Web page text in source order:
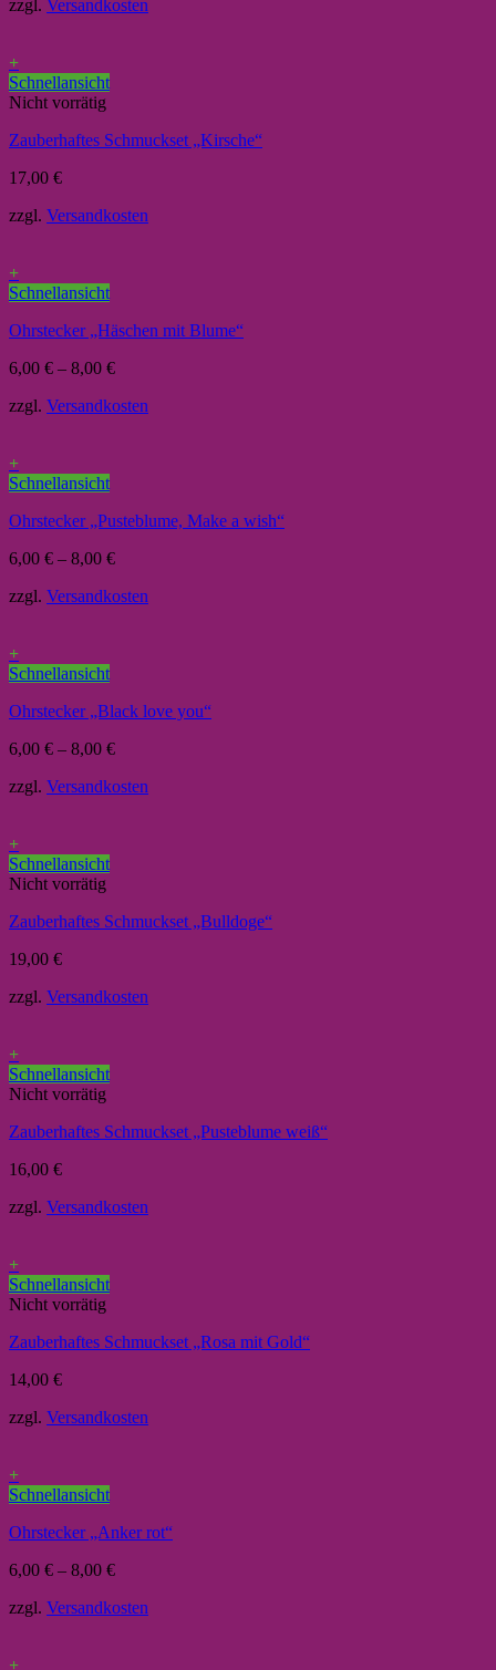
zzgl. Versandkosten
+
Schnellansicht
Nicht vorrätig
Zauberhaftes Schmuckset „Kirsche“
17,00 €
zzgl. Versandkosten
+
Schnellansicht
Ohrstecker „Häschen mit Blume“
6,00 € – 8,00 €
zzgl. Versandkosten
+
Schnellansicht
Ohrstecker „Pusteblume, Make a wish“
6,00 € – 8,00 €
zzgl. Versandkosten
+
Schnellansicht
Ohrstecker „Black love you“
6,00 € – 8,00 €
zzgl. Versandkosten
+
Schnellansicht
Nicht vorrätig
Zauberhaftes Schmuckset „Bulldoge“
19,00 €
zzgl. Versandkosten
+
Schnellansicht
Nicht vorrätig
Zauberhaftes Schmuckset „Pusteblume weiß“
16,00 €
zzgl. Versandkosten
+
Schnellansicht
Nicht vorrätig
Zauberhaftes Schmuckset „Rosa mit Gold“
14,00 €
zzgl. Versandkosten
+
Schnellansicht
Ohrstecker „Anker rot“
6,00 € – 8,00 €
zzgl. Versandkosten
+